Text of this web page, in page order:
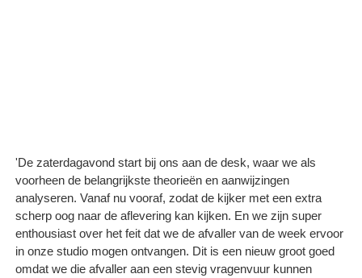
'De zaterdagavond start bij ons aan de desk, waar we als
voorheen de belangrijkste theorieën en aanwijzingen
analyseren. Vanaf nu vooraf, zodat de kijker met een extra
scherp oog naar de aflevering kan kijken. En we zijn super
enthousiast over het feit dat we de afvaller van de week ervoor
in onze studio mogen ontvangen. Dit is een nieuw groot goed
omdat we die afvaller aan een stevig vragenvuur kunnen